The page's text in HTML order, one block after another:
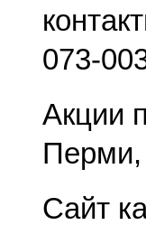
073-
Акции
Сайт